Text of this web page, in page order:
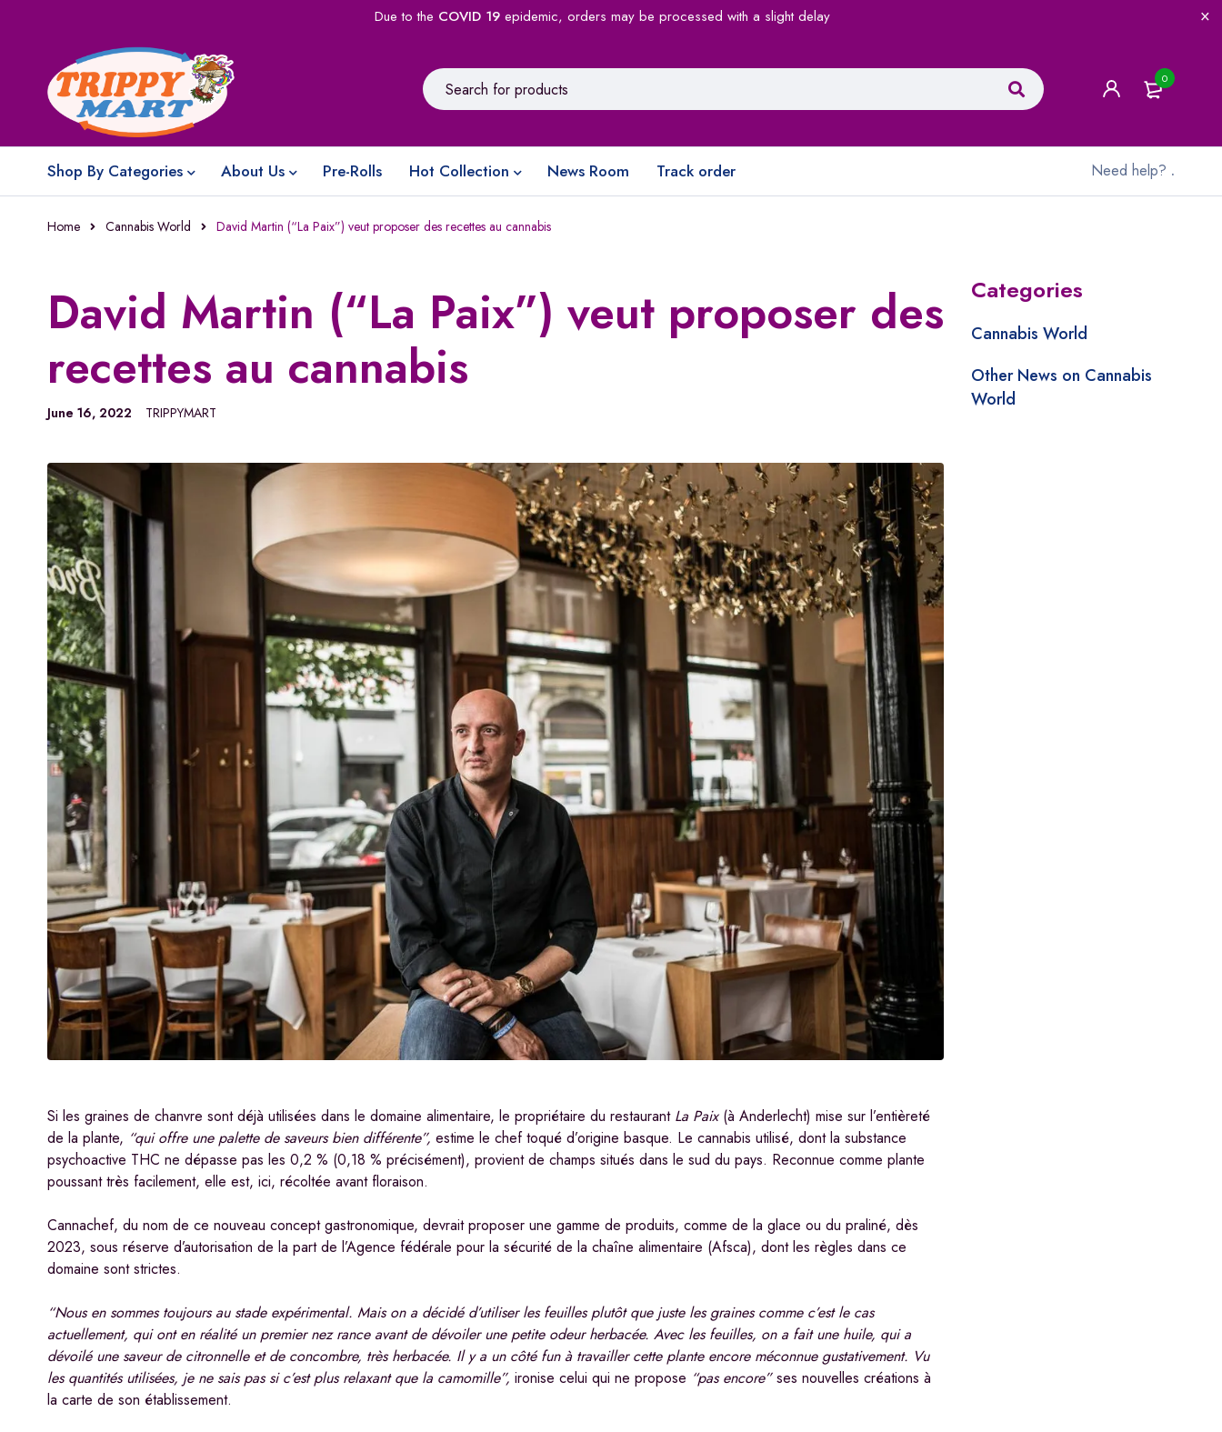
Due to the COVID 19epidemic, orders may be processed with a slight delay
0
Shop By Categories About Us Pre-Rolls Hot Collection News Room Track order Need help? .
Home Cannabis World David Martin (“La Paix”) veut proposer des recettes au cannabis
David Martin (“La Paix”) veut proposer des
recettes au cannabis
June 16, 2022 TRIPPYMART
Si les graines de chanvre sont déjà utilisées dans le domaine alimentaire, le propriétaire du restaurant La Paix (à Anderlecht) mise sur l’entièreté
de la plante, “qui offre une palette de saveurs bien différente”, estime le chef toqué d’origine basque. Le cannabis utilisé, dont la substance
psychoactive THC ne dépasse pas les 0,2 % (0,18 % précisément), provient de champs situés dans le sud du pays. Reconnue comme plante
poussant très facilement, elle est, ici, récoltée avant floraison.
Cannachef, du nom de ce nouveau concept gastronomique, devrait proposer une gamme de produits, comme de la glace ou du praliné, dès
2023, sous réserve d’autorisation de la part de l’Agence fédérale pour la sécurité de la chaîne alimentaire (Afsca), dont les règles dans ce
domaine sont strictes.
“Nous en sommes toujours au stade expérimental. Mais on a décidé d’utiliser les feuilles plutôt que juste les graines comme c’est le cas
actuellement, qui ont en réalité un premier nez rance avant de dévoiler une petite odeur herbacée. Avec les feuilles, on a fait une huile, qui a
dévoilé une saveur de citronnelle et de concombre, très herbacée. Il y a un côté fun à travailler cette plante encore méconnue gustativement. Vu
les quantités utilisées, je ne sais pas si c’est plus relaxant que la camomille”, ironise celui qui ne propose “pas encore”ses nouvelles créations à
la carte de son établissement.
Categories
Cannabis World
Other News on Cannabis
World